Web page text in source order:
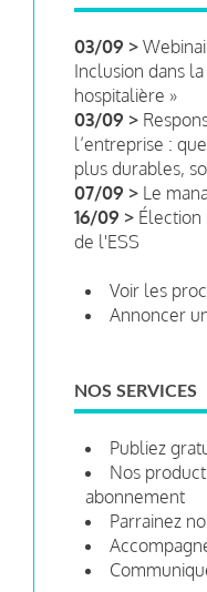
03/09 >
Inclusion dans
hospitalière »
03/09 >
l’entreprise :
plus durables,
07/09 > Le
16/09 >
de l'ESS
Voir les
Annoncer
NOS SERVICES
Publiez
Nos
abonnement
Parrainez